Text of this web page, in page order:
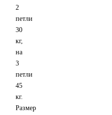
2
петли
30
кг,
на
3
петли
45
кг.
Размер